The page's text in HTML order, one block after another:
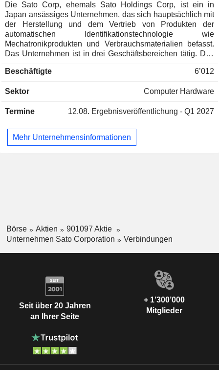
Die Sato Corp, ehemals Sato Holdings Corp, ist ein in
Japan ansässiges Unternehmen, das sich hauptsächlich mit
der Herstellung und dem Vertrieb von Produkten der
automatischen Identifikationstechnologie wie
Mechatronikprodukten und Verbrauchsmaterialien befasst.
Das Unternehmen ist in drei Geschäftsbereichen tätig. Das
sich hauptsächlich mit der Planung der
Vermietung von Vermögenswerten, der Herstellung und dem
Verbrauchsmaterialien sowie der Herstellung und dem
und RFID-Tags und -Etiketten. Das Segment „Automatic
Identification Solution Overseas“ befasst sich hauptsächlich
Beschäftigte 6’012
Sektor Computer Hardware
Termine 12.08. Ergebnisveröffentlichung - Q1 2027
Mehr Unternehmensinformationen
Börse Aktien
901097 Aktie
Unternehmen Sato Corporation
Verbindungen
Seit über 20 Jahren
an Ihrer Seite
+ 1’300’000
Mitglieder